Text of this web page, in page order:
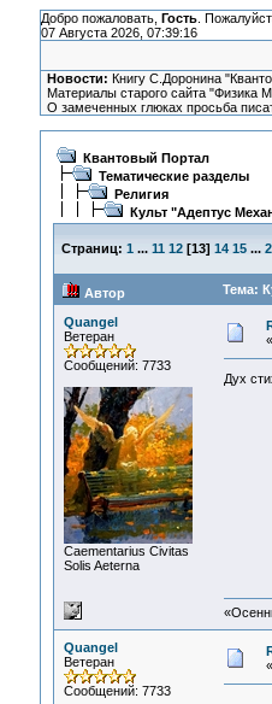
Добро пожаловать, Гость.
07 Августа 2026, 07:39:16
Новости: Книгу С.Доронина
Материалы старого сайта "Физика
О замеченных глюках просьба
Квантовый Портал
Тематические разделы
Религия
Культ "Адептус
Страниц: 1 ... 11 12[13] 14 15 ...
Автор Тема:
Quangel
Ветеран
Сообщений: 7733
Сaementarius Civitas
Solis Aeterna
«
Дух
Quangel
Ветеран
Сообщений: 7733
«